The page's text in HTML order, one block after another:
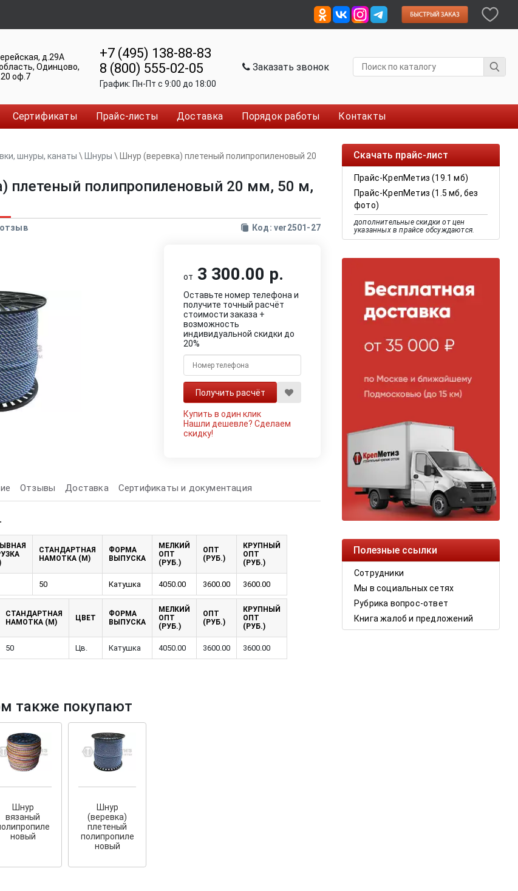
д.29А
Одинцово,
оф.7
+7 (495) 138-88-83
8 (800) 555-02-05
График: Пн-Пт c 9:00 до 18:00
Заказать звонок
Сертификаты Прайс-листы Доставка Порядок работы Контакты
R
Крепление террас и фасадов
и фасадов.
Скачать прайс-лист
Прайс-КрепМетиз (19.1 мб)
Прайс-КрепМетиз (1.5 мб, без
фото)
дополнительные скидки от цен
указанных в прайсе обсуждаются.
Полезные ссылки
Сотрудники
Мы в социальных сетях
Рубрика вопрос-ответ
Книга жалоб и предложений
шнуры, канаты \ Шнуры \
Шнур (веревка) плетеный полипропиленовый 20
плетеный полипропиленовый 20 мм, 50 м,
Код: ver2501-27
от 3 300.00 р.
Оставьте номер телефона и
получите точный расчёт
стоимости заказа +
возможность
индивидуальной скидки до
20%
Купить в один клик
Нашли дешевле?Сделаем
скидку!
Отзывы Доставка Сертификаты и документация
СТАНДАРТНАЯ
НАМОТКА (М)
ФОРМА
ВЫПУСКА
МЕЛКИЙ
ОПТ
(РУБ.)
ОПТ
(РУБ.)
КРУПНЫЙ
ОПТ
(РУБ.)
50 Катушка 4050.00 3600.00 3600.00
СТАНДАРТНАЯ
НАМОТКА (М)
ЦВЕТ
ФОРМА
ВЫПУСКА
МЕЛКИЙ
ОПТ
(РУБ.)
ОПТ
(РУБ.)
КРУПНЫЙ
ОПТ
(РУБ.)
50 Цв. Катушка 4050.00 3600.00 3600.00
также покупают
Шнур
вязаный
новый
Шнур
(веревка)
плетеный
полипропиле
новый